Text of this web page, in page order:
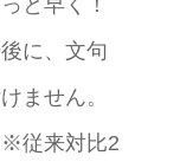
と早く！
に、文句
ません。
※従来対比2